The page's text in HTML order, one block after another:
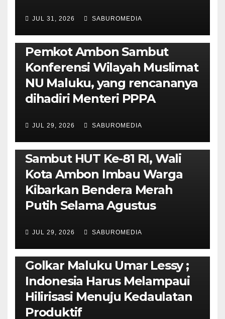
JUL 31, 2026 SABUROMEDIA
AMBON METRO JURNALISME AKTIVIS
POLITIK & PEMERINTAHAN
Pemkot Ambon Sambut
Konferensi Wilayah Muslimat
NU Maluku, yang rencananya
dihadiri Menteri PPPA
JUL 29, 2026 SABUROMEDIA
AMBON METRO POLITIK & PEMERINTAHAN
Sambut HUT Ke-81 RI, Wali
Kota Ambon Imbau Warga
Kibarkan Bendera Merah
Putih Selama Agustus
JUL 29, 2026 SABUROMEDIA
PENDIDIKAN & OLAHRAGA THE MOLUCCAS
Isi Materi LK-III HMI, Ketua
Golkar Maluku Umar Lessy ;
Indonesia Harus Melampaui
Hilirisasi Menuju Kedaulatan
Produktif